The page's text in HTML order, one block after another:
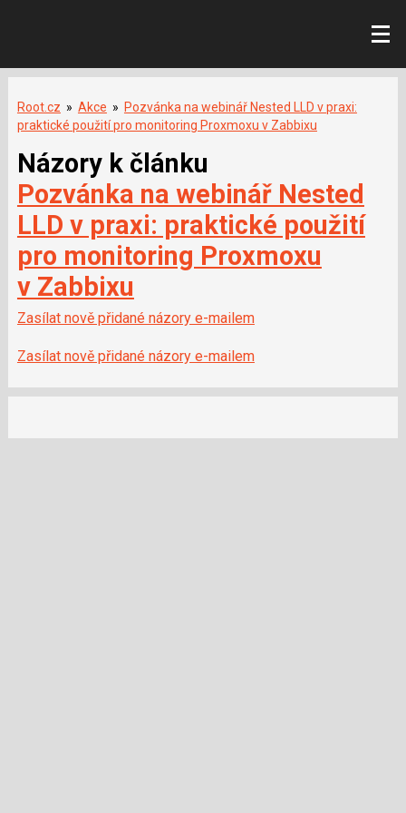
Root.cz » Akce » Pozvánka na webinář Nested LLD v praxi:
praktické použití pro monitoring Proxmoxu v Zabbixu
Názory k článku
Pozvánka na webinář Nested
LLD v praxi: praktické použití
pro monitoring Proxmoxu
v Zabbixu
Zasílat nově přidané názory e-mailem
Zasílat nově přidané názory e-mailem